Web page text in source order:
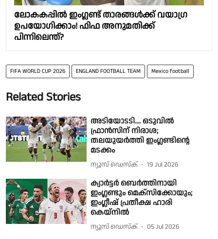
ലോകകപ്പിൽ ഇംഗ്ലണ്ട് താരങ്ങൾക്ക് വയാഗ്ര
ഉപയോഗിക്കാം! ഫിഫ അനുമതിക്ക്
പിന്നിലെന്ത്?
FIFA WORLD CUP 2026 ENGLAND FOOTBALL TEAM Mexico football
Related Stories
അടിയോടടി.... ഒടുവില്‍
ഫ്രാന്‍സിന് നിരാശ;
തലയുയര്‍ത്തി ഇംഗ്ലണ്ടിന്റെ
മടക്കം
ന്യൂസ് ഡെസ്ക് 19 Jul 2026
ക്വാർട്ടർ ബെർത്തിനായി
ഇംഗ്ലണ്ടും മെക്സിക്കോയും;
ഇംഗ്ലീഷ് പ്രതീക്ഷ ഹാരി
കെയ്നിൽ
ന്യൂസ് ഡെസ്ക് 05 Jul 2026